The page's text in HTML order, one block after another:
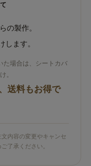
の製作。
します。
た場合は、シートカバ
。
送料もお得で
内容の変更やキャンセ
了承ください。